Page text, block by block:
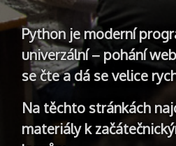
Python je moderní
univerzální – pohání
se čte a dá se velice
Na těchto stránkách
materiály k